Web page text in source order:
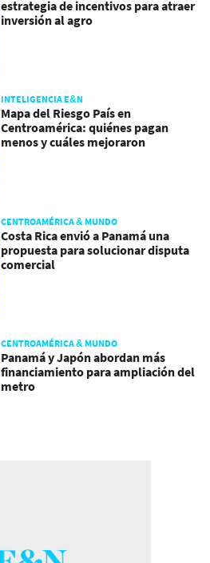
estrategia de incentivos para atraer
inversión al agro
INTELIGENCIA E&N
Mapa del Riesgo País en
Centroamérica: quiénes pagan
menos y cuáles mejoraron
CENTROAMÉRICA & MUNDO
Costa Rica envió a Panamá una
propuesta para solucionar disputa
comercial
CENTROAMÉRICA & MUNDO
Panamá y Japón abordan más
financiamiento para ampliación del
metro